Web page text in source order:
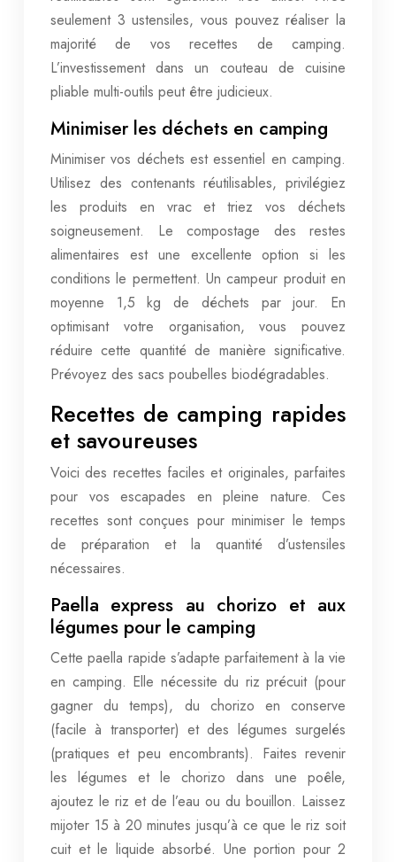
seulement 3 ustensiles, vous pouvez réaliser la
majorité de vos recettes de camping.
L’investissement dans un couteau de cuisine
pliable multi-outils peut être judicieux.
Minimiser les déchets en camping
Minimiser vos déchets est essentiel en camping.
Utilisez des contenants réutilisables, privilégiez
les produits en vrac et triez vos déchets
soigneusement. Le compostage des restes
alimentaires est une excellente option si les
conditions le permettent. Un campeur produit en
moyenne 1,5 kg de déchets par jour. En
optimisant votre organisation, vous pouvez
réduire cette quantité de manière significative.
Prévoyez des sacs poubelles biodégradables.
Recettes de camping rapides
et savoureuses
Voici des recettes faciles et originales, parfaites
pour vos escapades en pleine nature. Ces
recettes sont conçues pour minimiser le temps
de préparation et la quantité d’ustensiles
nécessaires.
Paella express au chorizo et aux
légumes pour le camping
Cette paella rapide s’adapte parfaitement à la vie
en camping. Elle nécessite du riz précuit (pour
gagner du temps), du chorizo en conserve
(facile à transporter) et des légumes surgelés
(pratiques et peu encombrants). Faites revenir
les légumes et le chorizo dans une poêle,
ajoutez le riz et de l’eau ou du bouillon. Laissez
mijoter 15 à 20 minutes jusqu’à ce que le riz soit
cuit et le liquide absorbé. Une portion pour 2